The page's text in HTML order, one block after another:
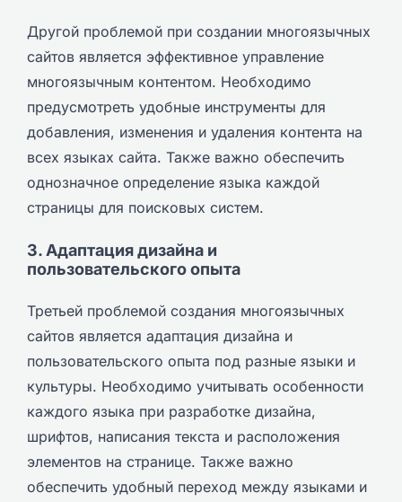
Другой проблемой при создании многоязычных
сайтов является эффективное управление
многоязычным контентом. Необходимо
предусмотреть удобные инструменты для
добавления, изменения и удаления контента на
всех языках сайта. Также важно обеспечить
однозначное определение языка каждой
страницы для поисковых систем.
3. Адаптация дизайна и
пользовательского опыта
Третьей проблемой создания многоязычных
сайтов является адаптация дизайна и
пользовательского опыта под разные языки и
культуры. Необходимо учитывать особенности
каждого языка при разработке дизайна,
шрифтов, написания текста и расположения
элементов на странице. Также важно
обеспечить удобный переход между языками и